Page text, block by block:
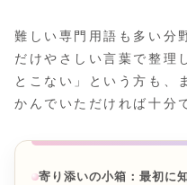
難しい専門用語も多い分
だけやさしい言葉で整理
とこない」という方も、
かんでいただければ十分
寄り添いの小箱：最初に